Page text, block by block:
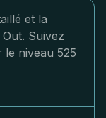
et la
Suivez
niveau 525